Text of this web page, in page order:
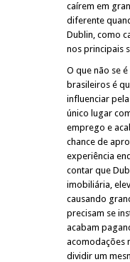
caírem em
diferente
Dublin, como
nos principais
O que não se
brasileiros é
influenciar
único lugar
emprego e
chance de
experiência
contar que
imobiliária,
causando
precisam se
acabam
acomodações
dividir um